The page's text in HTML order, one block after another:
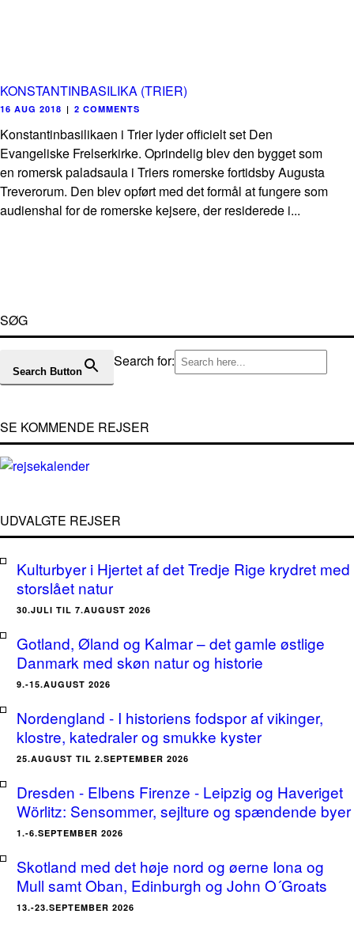
KONSTANTINBASILIKA (TRIER)
16 AUG 2018 | 2 COMMENTS
Konstantinbasilikaen i Trier lyder officielt set Den
Evangeliske Frelserkirke. Oprindelig blev den bygget som
en romersk paladsaula i Triers romerske fortidsby Augusta
Treverorum. Den blev opført med det formål at fungere som
audienshal for de romerske kejsere, der residerede i...
SØG
Search for:
Search Button
SE KOMMENDE REJSER
UDVALGTE REJSER
Kulturbyer i Hjertet af det Tredje Rige krydret med
storslået natur
30.JULI TIL 7.AUGUST 2026
Gotland, Øland og Kalmar – det gamle østlige
Danmark med skøn natur og historie
9.-15.AUGUST 2026
Nordengland - I historiens fodspor af vikinger,
klostre, katedraler og smukke kyster
25.AUGUST TIL 2.SEPTEMBER 2026
Dresden - Elbens Firenze - Leipzig og Haveriget
Wörlitz: Sensommer, sejlture og spændende byer
1.-6.SEPTEMBER 2026
Skotland med det høje nord og øerne Iona og
Mull samt Oban, Edinburgh og John O´Groats
13.-23.SEPTEMBER 2026